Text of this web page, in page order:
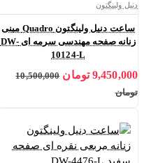
دنیل ولینگتون
ساعت دنیل ولینگتون Quadro مینی
زنانه صفحه مهندسی سرمه ای DW-
10124-L
9,450,000 تومان
10,500,000
تومان